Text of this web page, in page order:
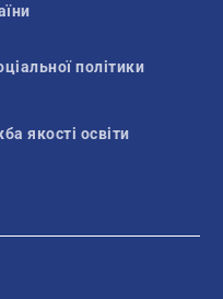
політики
якості освіти